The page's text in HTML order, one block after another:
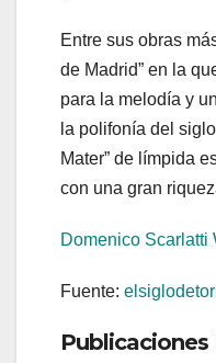
Entre sus obras
de Madrid” en la
para la melodía y
la polifonía del
Mater” de límpida
con una gran
Domenico Scarlatti
Fuente:
Publicaciones